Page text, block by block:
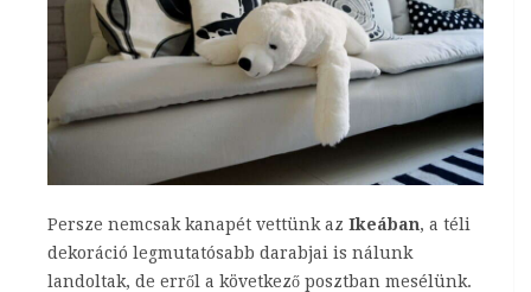
Persze nemcsak kanapét vettünk az Ikeában, a téli
dekoráció legmutatósabb darabjai is nálunk
landoltak, de erről a következő posztban mesélünk.